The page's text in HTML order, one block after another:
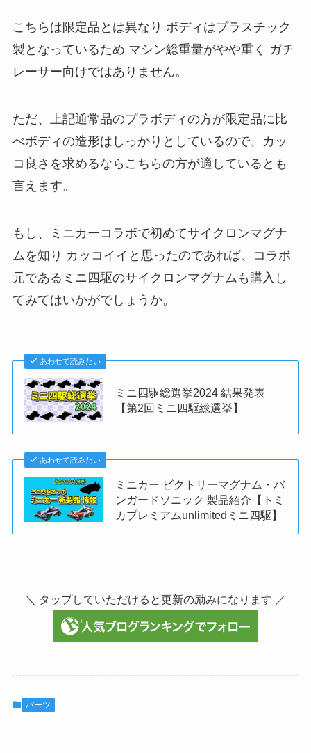
こちらは限定品とは異なり ボディはプラスチック
製となっているため マシン総重量がやや重く ガチ
レーサー向けではありません。
ただ、上記通常品のプラボディの方が限定品に比
べボディの造形はしっかりとしているので、カッ
コ良さを求めるならこちらの方が適しているとも
言えます。
もし、ミニカーコラボで初めてサイクロンマグナ
ムを知り カッコイイと思ったのであれば、コラボ
元であるミニ四駆のサイクロンマグナムも購入し
てみてはいかがでしょうか。
あわせて読みたい
ミニ四駆総選挙2024 結果発表
【第2回ミニ四駆総選挙】
あわせて読みたい
ミニカー ビクトリーマグナム・バ
ンガードソニック 製品紹介【トミ
カプレミアムunlimitedミニ四駆】
＼ タップしていただけると更新の励みになります ／
パーツ